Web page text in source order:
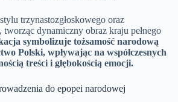
trzynastozgłoskowego oraz
dynamiczny obraz kraju pełnego
symbolizuje tożsamość narodową
Polski, wpływając na współczesnych
treści i głębokością emocji.
do epopei narodowej